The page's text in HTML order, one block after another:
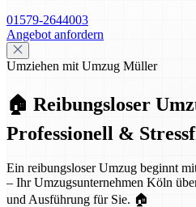
01579-2644003
Angebot anfordern
Umziehen mit Umzug Müller
🏠 Reibungsloser
Professionell &
Ein reibungsloser Umzug beginnt
– Ihr Umzugsunternehmen Köln
und Ausführung für Sie. 🏠